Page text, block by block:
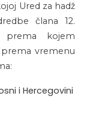
Ured za hadž
člana 12.
prema kojem
vremenu
i Hercegovini